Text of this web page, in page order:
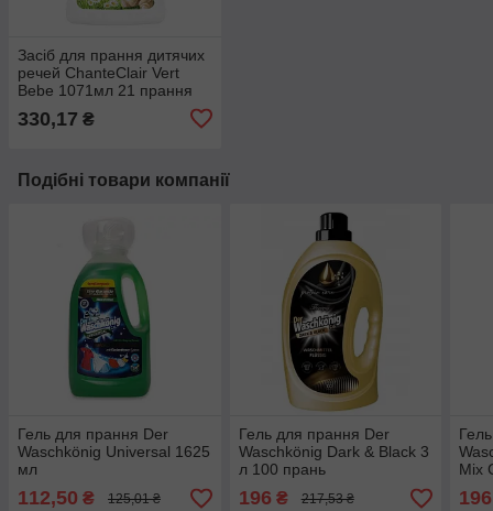
Засіб для прання дитячих
речей ChanteClair Vert
Bebe 1071мл 21 прання
330,17 ₴
Подібні товари компанії
Гель для прання Der
Waschkönig Universal 1625
мл
112,50 ₴ 125,01 ₴
Гель для прання Der
Waschkönig Dark & Black 3
л 100 прань
196 ₴ 217,53 ₴
Mix
196